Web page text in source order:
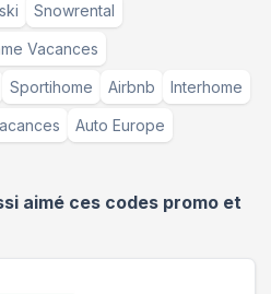
Snowrental
Vacances
Sportihome Airbnb Interhome
Auto Europe
aimé ces codes promo et